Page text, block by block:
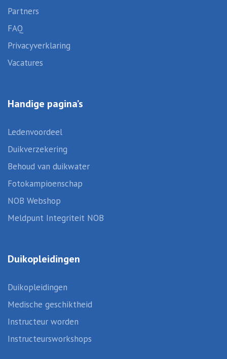
Partners
FAQ
Privacyverklaring
Vacatures
Handige pagina’s
Ledenvoordeel
Duikverzekering
Behoud van duikwater
Fotokampioenschap
NOB Webshop
Meldpunt Integriteit NOB
Duikopleidingen
Duikopleidingen
Medische geschiktheid
Instructeur worden
Instructeursworkshops